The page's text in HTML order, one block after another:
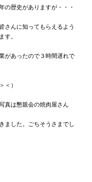
の歴史がありますが・・・
さんに知ってもらえるよう
す。
があったので３時間遅れで
＜）
真は懇親会の焼肉屋さん
ました。ごちそうさまでし